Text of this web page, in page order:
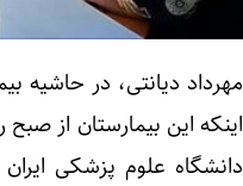
مهرداد دیانتی، در حاشیه
اینکه این بیمارستان از